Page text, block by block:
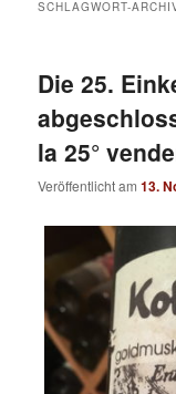
SCHLAGWORT-
Die 25.
la 25°
Veröffentlicht am13.